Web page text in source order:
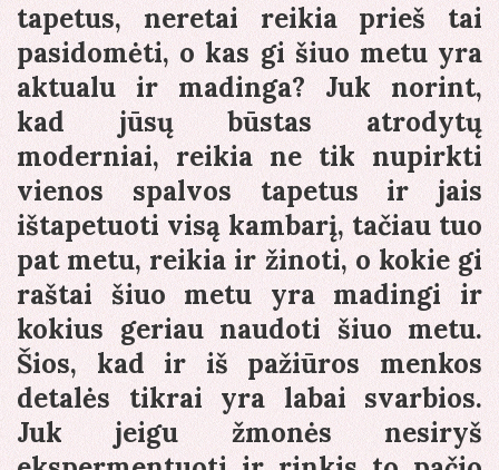
tapetus, neretai reikia prieš tai
pasidomėti, o kas gi šiuo metu yra
aktualu ir madinga? Juk norint,
kad jūsų būstas atrodytų
moderniai, reikia ne tik nupirkti
vienos spalvos tapetus ir jais
ištapetuoti visą kambarį, tačiau tuo
pat metu, reikia ir žinoti, o kokie gi
raštai šiuo metu yra madingi ir
kokius geriau naudoti šiuo metu.
Šios, kad ir iš pažiūros menkos
detalės tikrai yra labai svarbios.
Juk jeigu žmonės nesiryš